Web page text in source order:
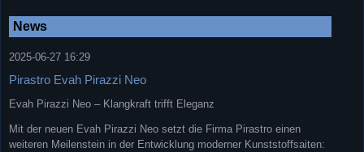
News
2025-06-27 16:29
Pirastro Evah Pirazzi Neo
Evah Pirazzi Neo – Klangkraft trifft Eleganz
Mit der neuen Evah Pirazzi Neo setzt die Firma Pirastro einen
weiteren Meilenstein in der Entwicklung moderner Kunststoffsaiten: